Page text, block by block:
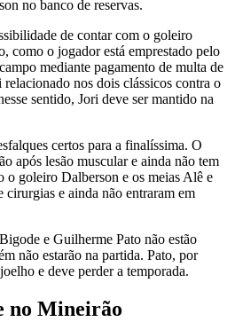
no banco de reservas.
de contar com o goleiro
como o jogador está emprestado pelo
mediante pagamento de multa de
nos dois clássicos contra o
sentido, Jori deve ser mantido na
certos para a finalíssima. O
após lesão muscular e ainda não tem
o goleiro Dalberson e os meias Alê e
cirurgias e ainda não entraram em
e Guilherme Pato não estão
não estarão na partida. Pato, por
e deve perder a temporada.
no Mineirão